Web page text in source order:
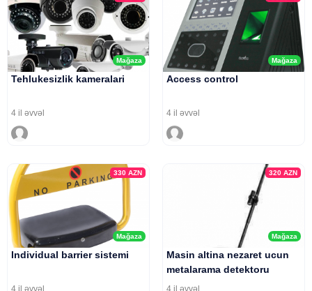
Mağaza
Tehlukesizlik kameralari
4 il əvvəl
Mağaza
Access control
4 il əvvəl
Mağaza
330AZN
Individual barrier sistemi
4 il əvvəl
Mağaza
320 AZN
Masin altina nezaret ucun
metalarama detektoru
4 il əvvəl